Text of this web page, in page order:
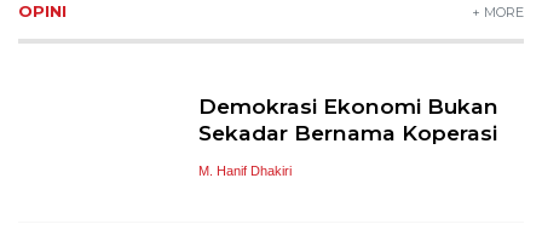
OPINI + MORE
Demokrasi Ekonomi Bukan
Sekadar Bernama Koperasi
M. Hanif Dhakiri